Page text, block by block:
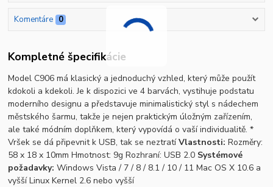
Komentáre 0
Kompletné špecifikácie
Model C906 má klasický a jednoduchý vzhled, který může použít
kdokoli a kdekoli. Je k dispozici ve 4 barvách, vystihuje podstatu
moderního designu a představuje minimalistický styl s nádechem
městského šarmu, takže je nejen praktickým úložným zařízením,
ale také módním doplňkem, který vypovídá o vaší individualitě. *
Vršek se dá připevnit k USB, tak se neztratíVlastnosti: Rozměry:
58 x 18 x 10mm Hmotnost: 9g Rozhraní: USB 2.0 Systémové
požadavky: Windows Vista / 7 / 8 / 8.1 / 10 / 11 Mac OS X 10.6 a
vyšší Linux Kernel 2.6 nebo vyšší